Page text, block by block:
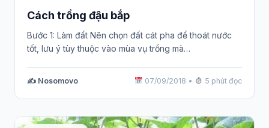
Cách trồng đậu bắp
Bước 1: Làm đất Nên chọn đất cát pha để thoát nước
tốt, lưu ý tùy thuộc vào mùa vụ trồng mà…
✍️ Nosomovo 07/09/2018 • 5 phút đọc